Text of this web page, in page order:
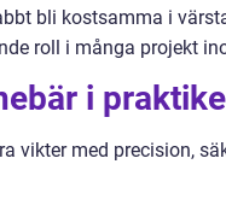
bli kostsamma i
roll i många projekt
i
vikter med precision,